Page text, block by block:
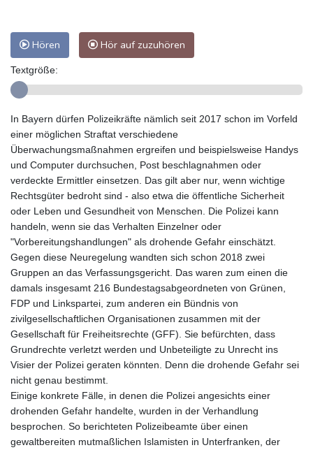
Hören Hör auf zuzuhören
Textgröße:
In Bayern dürfen Polizeikräfte nämlich seit 2017 schon im Vorfeld
einer möglichen Straftat verschiedene
Überwachungsmaßnahmen ergreifen und beispielsweise Handys
und Computer durchsuchen, Post beschlagnahmen oder
verdeckte Ermittler einsetzen. Das gilt aber nur, wenn wichtige
Rechtsgüter bedroht sind - also etwa die öffentliche Sicherheit
oder Leben und Gesundheit von Menschen. Die Polizei kann
handeln, wenn sie das Verhalten Einzelner oder
"Vorbereitungshandlungen" als drohende Gefahr einschätzt.
Gegen diese Neuregelung wandten sich schon 2018 zwei
Gruppen an das Verfassungsgericht. Das waren zum einen die
damals insgesamt 216 Bundestagsabgeordneten von Grünen,
FDP und Linkspartei, zum anderen ein Bündnis von
zivilgesellschaftlichen Organisationen zusammen mit der
Gesellschaft für Freiheitsrechte (GFF). Sie befürchten, dass
Grundrechte verletzt werden und Unbeteiligte zu Unrecht ins
Visier der Polizei geraten könnten. Denn die drohende Gefahr sei
nicht genau bestimmt.
Einige konkrete Fälle, in denen die Polizei angesichts einer
drohenden Gefahr handelte, wurden in der Verhandlung
besprochen. So berichteten Polizeibeamte über einen
gewaltbereiten mutmaßlichen Islamisten in Unterfranken, der